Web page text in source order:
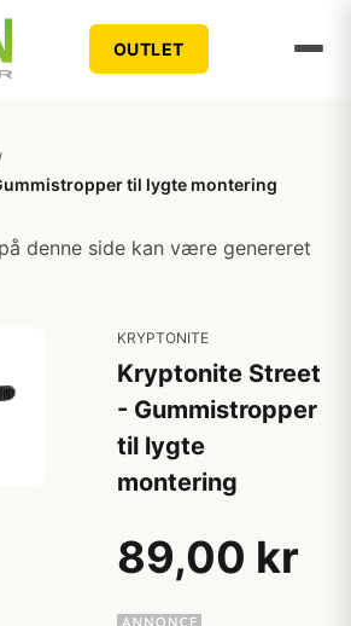
OUTLET
til lygte montering
denne side kan være genereret
KRYPTONITE
Kryptonite Street
- Gummistropper
til lygte
montering
89,00 kr